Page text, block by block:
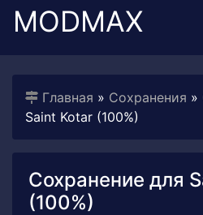
MODMAX
Главная » Сохранения »
Saint Kotar (100%)
Сохранение для
(100%)